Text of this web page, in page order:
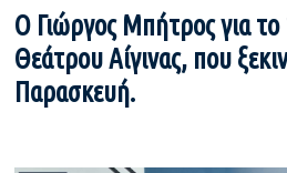
Ο Γιώργος Μπήτρος για
Θεάτρου Αίγινας, που
Παρασκευή.